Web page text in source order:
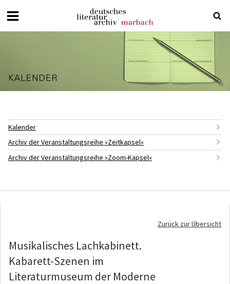
Deutsches
Literaturarchiv
Kalender
Archiv der Veranstaltungsreihe »Zeitkapsel«
Archiv der Veranstaltungsreihe »Zoom-Kapsel«
Zurück zur Übersicht
Musikalisches Lachkabinett.
Kabarett-Szenen im
Literaturmuseum der Moderne